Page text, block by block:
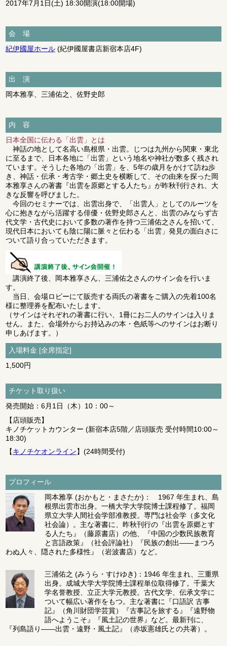
2017年7月1日(土) 18:30開演(18:00開場)
会 場
紀伊國屋ホール (紀伊國屋書店新宿本店4F)
出 演
岡本雅享
三浦佑之 佐野史郎
内 容
日本全国に伝わる「出雲」とは
神話の地として名高い島根県・出雲。じつは九州から関東・東北
に至るまで、日本各地に「出雲」という地名や神社が数多く残され
ています。そうした各地の「出雲」を、5年の歳月をかけて訪ね歩
き、神話・伝承・考古学・郷土史を横断して、その由来を探った岡
本雅享さんの著書『出雲を原郷とする人たち』が昨秋刊行され、大
きな反響を呼びました。
今回のセミナーでは、出雲出身で、「出雲人」としてのルーツを
心に抱きながら活躍する俳優・佐野史郎さんと、出雲のみならず古
代文学・古代史において多数の著作を持つ三浦佑之さんを招いて、
現代日本においても陰に陽に脈々と伝わる「出雲」発見の面白さに
ついて語り合っていただきます。
講演終了後、岡本雅享さん、三浦佑之さんのサイン会を行いま
す。
当日、 会場ロビーにて販売する両氏の著書をご購入の先着100名
様に整理券を配布いたします。
（サインはそれぞれの著書に行い、1冊にお二人のサインは入りま
せん。また、会場外からお持込みの本・色紙等へのサインはお断り
申しあげます。）
入場料金 [全席指定]
1,500円
チケット取り扱い
発売開始：6月1日（木）10：00～
【 店頭販売】
キノチケットカウンター (新宿本店5階／店頭販売 受付時間10:00～
18:30)
【キノチケオンライン】(24時間受付)
プロフィール
岡本雅享 (おかもと・まさたか)： 1967 年生まれ、島
根県出雲市出身。一橋大学大学院博士課程修了。福岡
県立大学人間社会学部准教授。専門は社会学（多文化
社会論）。主な著書に、昨秋刊行の『出雲を原郷とす
る人たち』（藤原書店）の他、『中国の少数民族教育
と言語政策』（社会評論社）『民族の創出――まつろ
わぬ人々、隠された多様性』（岩波書店）など。
三浦佑之 (みうら・すけゆき)：1946 年生まれ、三重県
出身。成城大学大学院博士課程単位取得修了。千葉大
学名誉教授、立正大学元教授。古代文学、伝承文学に
ついて幅広い著作をもつ。主な著書に『口語訳 古事
記』（角川財団学芸賞）『古事記を旅する』『遠野物
語へようこそ』『風土記の世界』など。最新刊に、
『列島語り――出雲・遠野・風土記』（赤坂憲雄氏との共著）。